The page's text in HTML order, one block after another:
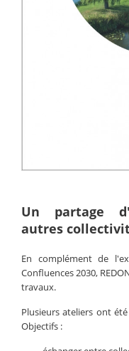
Un partage
autres
En complément de
Confluences 2030,
travaux.
Plusieurs ateliers ont
Objectifs :